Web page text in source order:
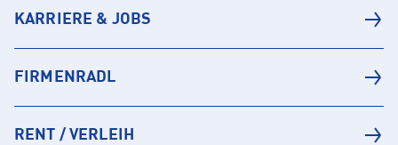
KARRIERE & JOBS
FIRMENRADL
RENT / VERLEIH